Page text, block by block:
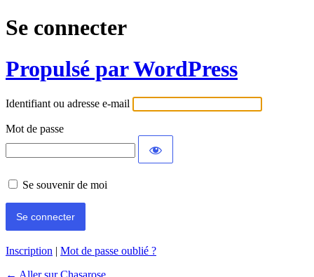
Se connecter
Propulsé par WordPress
Identifiant ou adresse e-mail
Mot de passe
Se souvenir de moi
Inscription | Mot de passe oublié ?